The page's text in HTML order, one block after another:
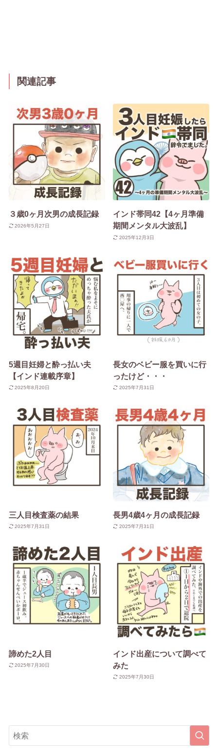
関連記事
３歳0ヶ月次男の成長記録
2026年5月27日
インド帯同42【4ヶ月準備
期間メンタル大波乱】
2025年12月3日
5週目妊婦と酔っ払い夫
【インド連載序章】
2025年8月20日
長女のベビー服を買いに行
ったけど・・・
2025年7月31日
三人目検査薬の結果
2025年7月31日
長男4歳4ヶ月の成長記録
2025年7月31日
諦めた2人目
2025年7月30日
インド出産について調べて
みた
2025年7月30日